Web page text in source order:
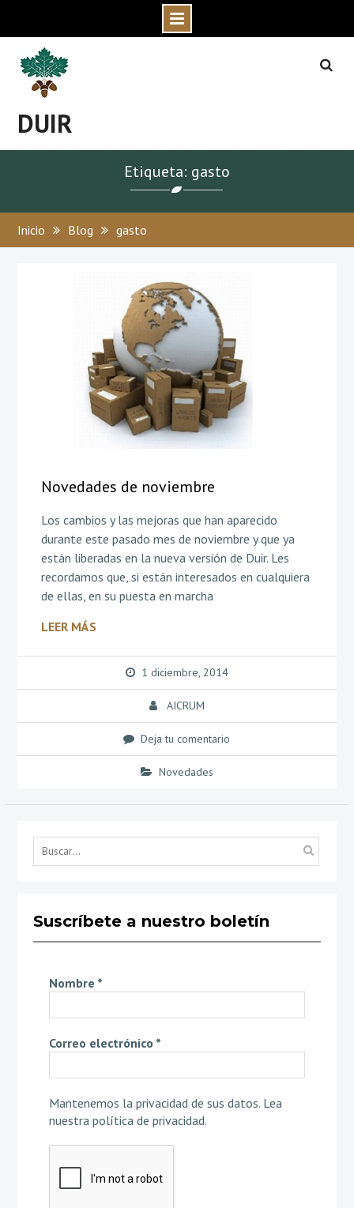
content
DUIR
Etiqueta: gasto
Inicio Blog gasto
Novedades de noviembre
Los cambios y las mejoras que han aparecido
durante este pasado mes de noviembre y que ya
están liberadas en la nueva versión de Duir. Les
recordamos que, si están interesados en cualquiera
de ellas, en su puesta en marcha
LEER MÁS
1 diciembre, 2014
AICRUM
Deja tu comentario
Novedades
Suscríbete a nuestro boletín
Nombre *
Correo electrónico *
Mantenemos la privacidad de sus datos. Lea
nuestra política de privacidad.